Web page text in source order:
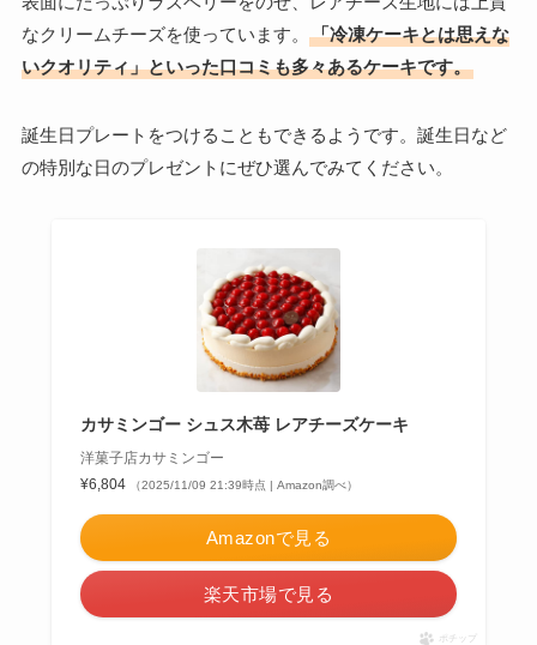
なクリームチーズを使っています。
「冷凍ケーキとは思えな
いクオリティ」といった口コミも多々あるケーキです。
誕生日プレートをつけることもできるようです。誕生日など
の特別な日のプレゼントにぜひ選んでみてください。
カサミンゴー シュス木苺 レアチーズケーキ
洋菓子店カサミンゴー
¥6,804
（2025/11/09 21:39時点 | Amazon調べ）
Amazonで見る
楽天市場で見る
ポチップ